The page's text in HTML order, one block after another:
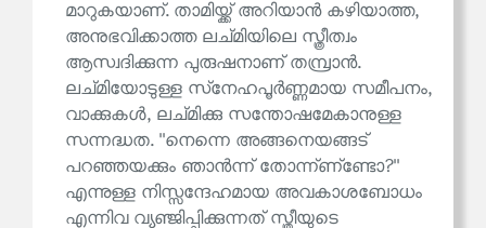
മാറുകയാണ്. താമിയ്ക്ക് അറിയാൻ കഴിയാത്ത,
അനുഭവിക്കാത്ത ലച്മിയിലെ സ്ത്രീത്വം
ആസ്വദിക്കുന്ന പുരുഷനാണ് തമ്പ്രാൻ.
ലച്മിയോടുള്ള സ്‌നേഹപൂർണ്ണമായ സമീപനം,
വാക്കുകൾ, ലച്മിക്കു സന്തോഷമേകാനുള്ള
സന്നദ്ധത. ''നെന്നെ അങ്ങനെയങ്ങട്
പറഞ്ഞയക്കും ഞാൻന്ന് തോന്ന്ണ്‌ണ്ടോ?''
എന്നുള്ള നിസ്സന്ദേഹമായ അവകാശബോധം
എന്നിവ വ്യഞ്ജിപ്പിക്കുന്നത് സ്ത്രീയുടെ